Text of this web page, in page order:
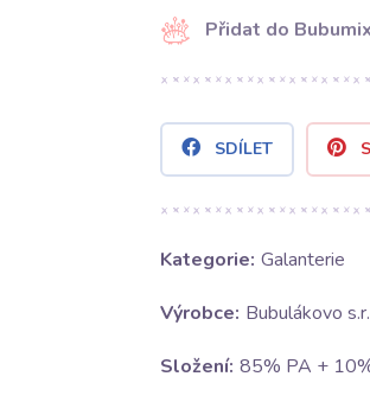
Přidat do
SDÍLET
Kategorie: Galanterie
Výrobce: Bubulákovo
Složení: 85% PA +